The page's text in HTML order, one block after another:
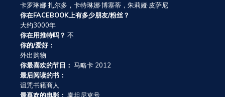
卡罗琳娜·扎尔多，卡特琳娜·博塞蒂，朱莉娅·皮萨尼
你在FACEBOOK上有多少朋友/粉丝？
大约3000年
你在用推特吗？ 不
你的/爱好：
外出购物
你最喜欢的节日： 马略卡 2012
最后阅读的书：
诅咒书籍商人
最喜欢的电影： 泰坦尼克号